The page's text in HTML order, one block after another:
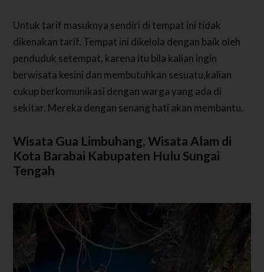
Untuk tarif masuknya sendiri di tempat ini tidak
dikenakan tarif. Tempat ini dikelola dengan baik oleh
penduduk setempat, karena itu bila kalian ingin
berwisata kesini dan membutuhkan sesuatu,kalian
cukup berkomunikasi dengan warga yang ada di
sekitar. Mereka dengan senang hati akan membantu.
Wisata Gua Limbuhang, Wisata Alam di
Kota Barabai Kabupaten Hulu Sungai
Tengah